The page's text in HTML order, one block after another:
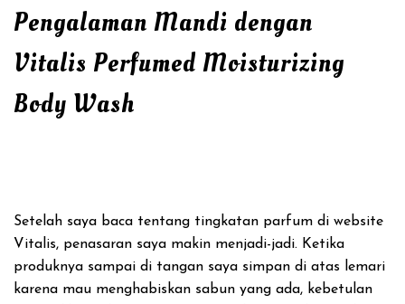
Pengalaman Mandi dengan
Vitalis Perfumed Moisturizing
Body Wash
Setelah saya baca tentang tingkatan parfum di website
Vitalis, penasaran saya makin menjadi-jadi. Ketika
produknya sampai di tangan saya simpan di atas lemari
karena mau menghabiskan sabun yang ada, kebetulan